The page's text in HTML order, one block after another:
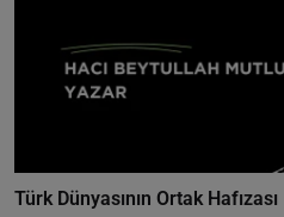
Türk Dünyasının Ortak Hafızası